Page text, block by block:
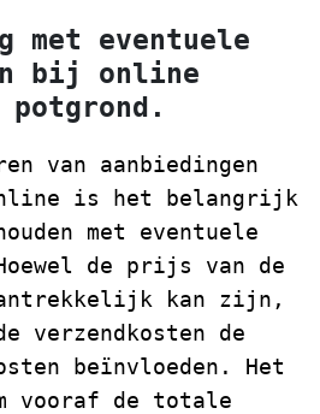
met eventuele
bij online
potgrond.
van aanbiedingen
is het belangrijk
met eventuele
de prijs van de
kan zijn,
verzendkosten de
beïnvloeden. Het
vooraf de totale